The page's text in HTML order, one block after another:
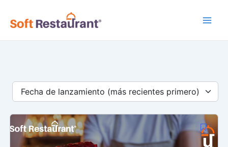
contenido
Fecha de lanzamiento (más recientes primero)